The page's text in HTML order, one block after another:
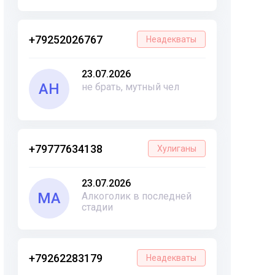
+79252026767 Неадекваты
АН
23.07.2026
не брать, мутный чел
+79777634138 Хулиганы
МА
23.07.2026
Алкоголик в последней
стадии
+79262283179 Неадекваты